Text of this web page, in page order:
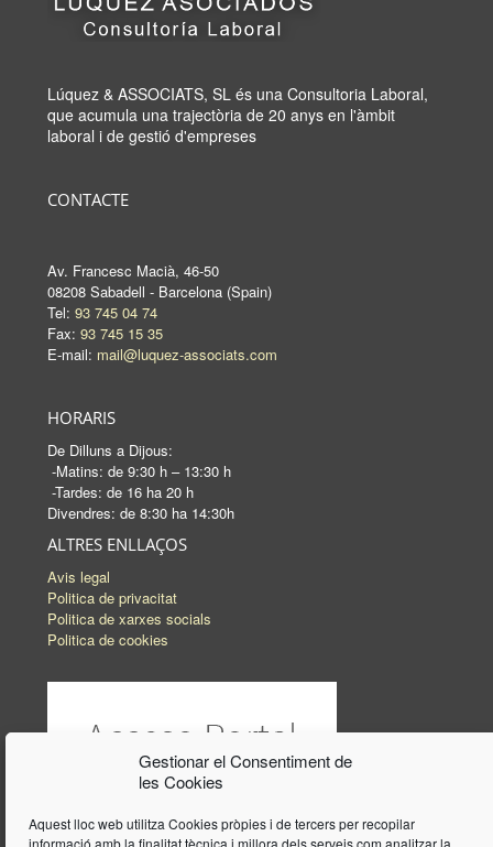
Gestionar el Consentiment de
les Cookies
Aquest lloc web utilitza Cookies pròpies i de tercers per recopilar
informació amb la finalitat tècnica i millora dels serveis com analitzar la
Lúquez & ASSOCIATS, SL és una Consultoria Laboral,
que acumula una trajectòria de 20 anys en l'àmbit
laboral i de gestió d'empreses
CONTACTE
Av. Francesc Macià, 46-50
08208 Sabadell - Barcelona (Spain)
Tel: 93 745 04 74
Fax: 93 745 15 35
E-mail: mail@luquez-associats.com
HORARIS
De Dilluns a Dijous:
-Matins: de 9:30 h – 13:30 h
-Tardes: de 16 ha 20 h
Divendres: de 8:30 ha 14:30h
ALTRES ENLLAÇOS
Avis legal
Politica de privacitat
Politica de xarxes socials
Politica de cookies